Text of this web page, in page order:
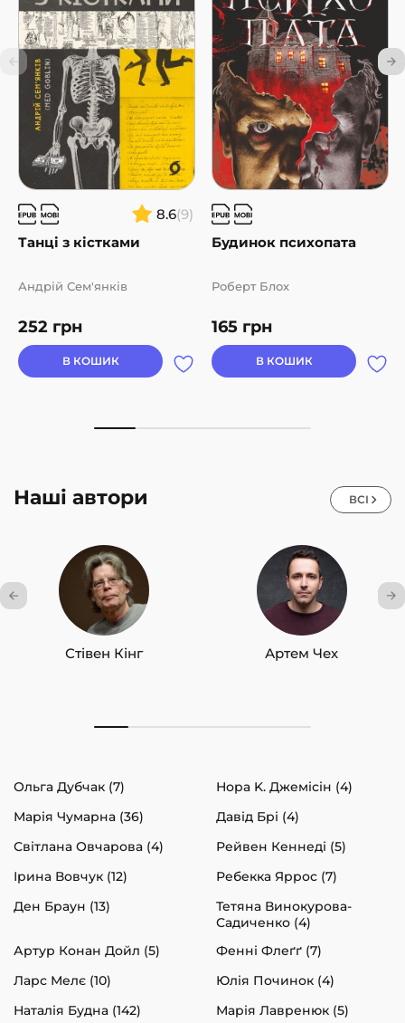
8.6(9)
Танці з кістками
252 грн
Андрій Сем'янків
В КОШИК
Будинок психопата
165 грн
Роберт Блох
В КОШИК
Наші автори ВСІ
Стівен Кінг Артем Чех
Ольга Дубчак (7)
Нора K. Джемісін (4)
Марія Чумарна (36)
Давід Брі (4)
Світлана Овчарова (4)
Рейвен Кеннеді (5)
Ірина Вовчук (12)
Ребекка Яррос (7)
Ден Браун (13)
Тетяна Винокурова-
Садиченко (4)
Артур Конан Дойл (5)
Фенні Флеґґ (7)
Ларс Мелє (10)
Юлія Починок (4)
Наталія Будна (142)
Марія Лавренюк (5)